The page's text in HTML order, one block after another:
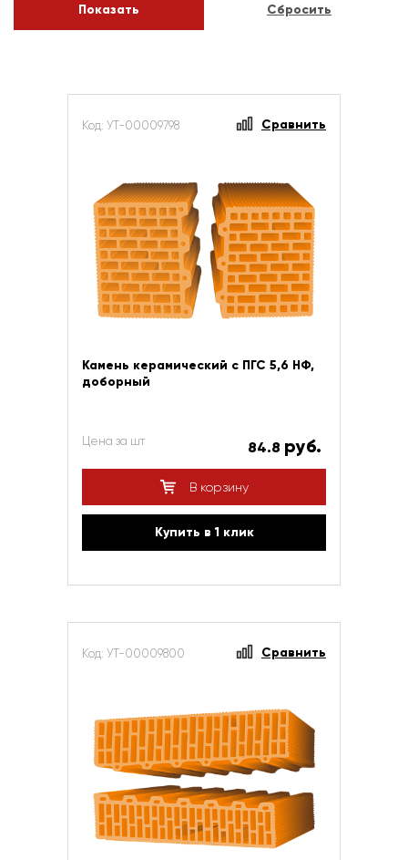
Код: УТ-00009798 Сравнить
Камень керамический с ПГС 5,6 НФ,
доборный
Цена за шт 84.8 руб.
В корзину
Купить в 1 клик
Код: УТ-00009800 Сравнить